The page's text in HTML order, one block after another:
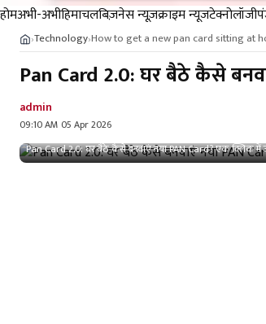
होमअभी-अभीहिमाचलबिज़नेस न्यूज़क्राइम न्यूजटेक्नोलॉजी
›Technology›How to get a new pan card sitting at
Pan Card 2.0: घर बैठे कैसे
admin
09:10 AM 05 Apr 2026
Pan Card 2.0: घर बैठे कैसे बनवाएं नया PAN Card? एक ​क्लिक में